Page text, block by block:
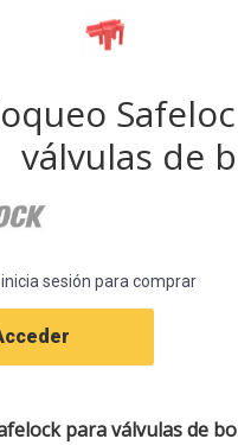
válvulas de
sesión para comprar
para válvulas de